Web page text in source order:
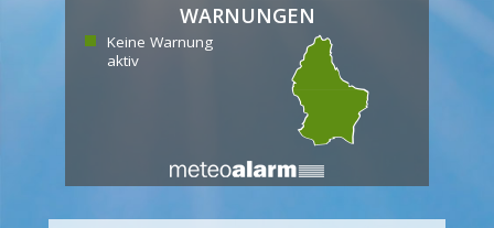
WARNUNGEN
Keine Warnung
aktiv